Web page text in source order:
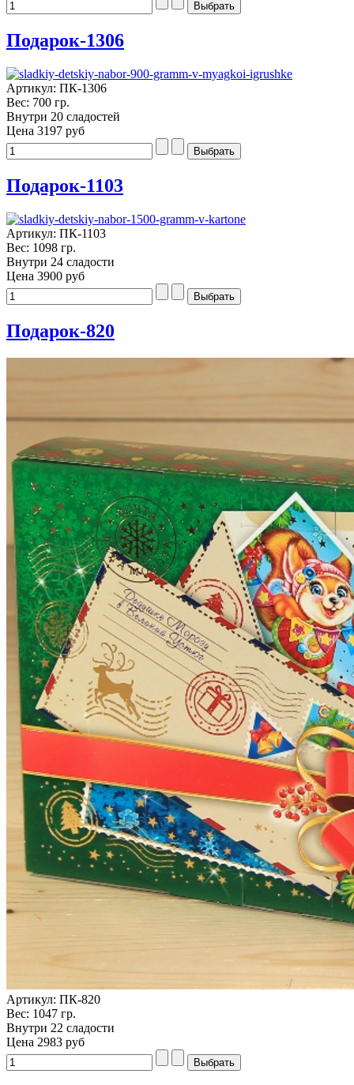
Подарок-1306
Артикул: ПК-1306
Вес: 700 гр.
Внутри 20 сладостей
Цена 3197 руб
Подарок-1103
Артикул: ПК-1103
Вес: 1098 гр.
Внутри 24 сладости
Цена 3900 руб
Подарок-820
Артикул: ПК-820
Вес: 1047 гр.
Внутри 22 сладости
Цена 2983 руб